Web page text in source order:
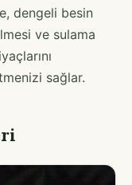
dengeli besin
ve sulama
sağlar.